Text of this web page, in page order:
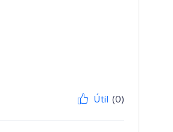
Útil (0)